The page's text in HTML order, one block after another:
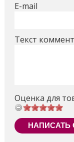
E-mail
Текст
Оценка для
НАПИСАТЬ